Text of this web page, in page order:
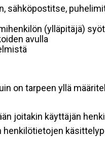
sähköpostitse,
(ylläpitäjä)
avulla
on tarpeen yllä
joitakin käyttäjän
henkilötietojen